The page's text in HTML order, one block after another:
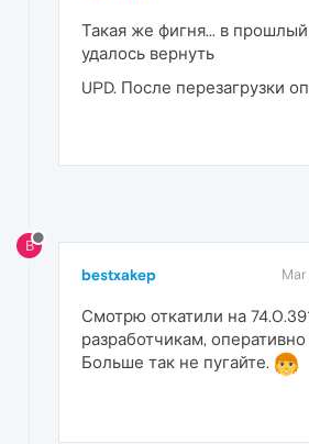
Такая же фигня... в прошлый
удалось вернуть
UPD. После перезагрузки
B
bestxakep
Смотрю откатили на
разработчикам, оперативно
Больше так не пугайте.